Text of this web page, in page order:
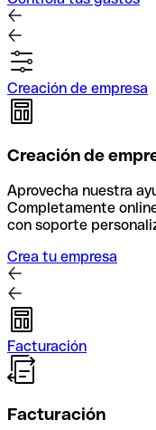
Creación de empresa
Creación de
Aprovecha nuestra
Completamente
con soporte
Crea tu empresa
Facturación
Facturación